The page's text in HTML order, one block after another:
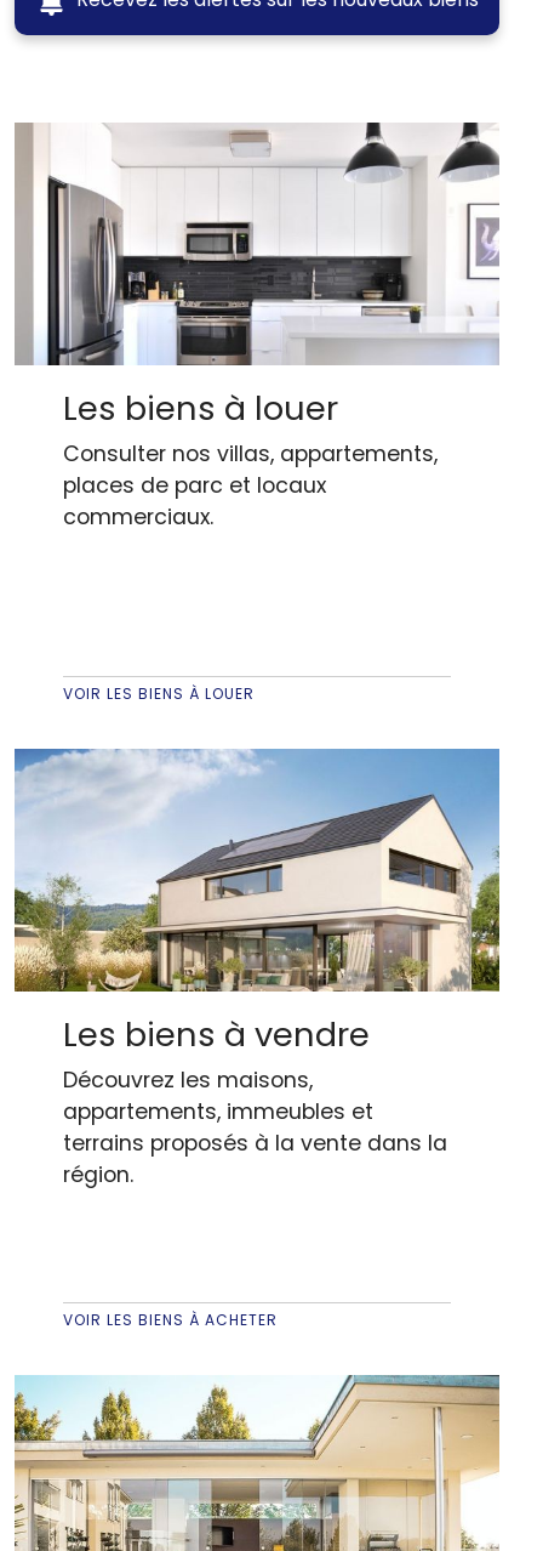
Les biens à louer
Consulter nos villas, appartements,
places de parc et locaux
commerciaux.
VOIR LES BIENS À LOUER
Les biens à vendre
Découvrez les maisons,
appartements, immeubles et
terrains proposés à la vente dans la
région.
VOIR LES BIENS À ACHETER